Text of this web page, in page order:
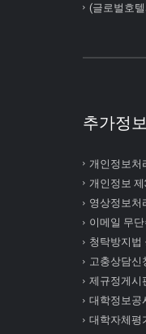
(글로벌호
추가정보
개인정보처
개인정보
영상정보처
이메일 무
청탁방지법
고충상담신
제규정게시
대학정보공
대학자체평